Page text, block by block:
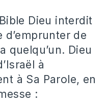
Dieu interdit
de
quelqu’un. Dieu
à
à Sa Parole, en
: